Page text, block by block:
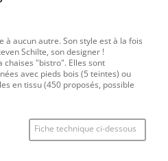
à aucun autre. Son style est à la fois
Schilte, son designer !
chaises "bistro". Elles sont
avec pieds bois (5 teintes) ou
en tissu (450 proposés, possible
Fiche technique ci-dessous